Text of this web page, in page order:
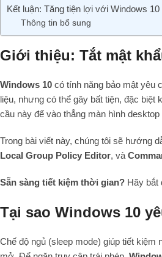
Kết luận: Tăng tiện lợi với Windows 10
Thông tin bổ sung
Giới thiệu: Tắt mật
Windows 10 có tính năng bảo mật yêu
liệu, nhưng có thể gây bất tiện, đặc
cầu này để vào thẳng màn hình
Trong bài viết này, chúng tôi sẽ hướng
Local Group Policy Editor, và
Sẵn sàng tiết kiệm thời gian? Hãy bắt
Tại sao Windows 10
Chế độ ngủ (sleep mode) giúp tiết